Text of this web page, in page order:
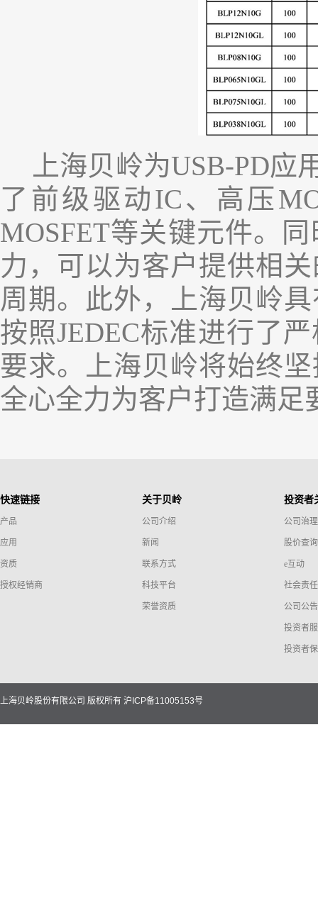
上海贝岭为USB-PD应
了前级驱动IC、高压
MOSFET等关键元件。
力，可以为客户提供相
周期。此外， 上海贝岭
按照JEDEC标准进行了
要求。上海贝岭将始终
全心全力为客户打造满足
快速链接
产品
应用
资质
授权经销商
关于贝岭
公司介绍
新闻
联系方式
科技平台
荣誉资质
投资者
公司治理
股价查询
e互动
社会责
公司公告
投资者
投资者
上海贝岭股份有限公司 版权所有 沪ICP备11005153号